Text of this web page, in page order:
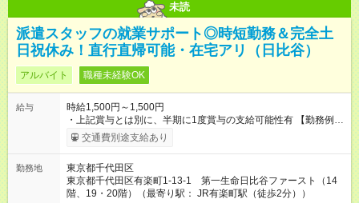
未読
派遣スタッフの就業サポート◎時短勤務＆完全土
日祝休み！直行直帰可能・在宅アリ（日比谷）
アルバイト 職種未経験OK
給与
時給1,500円～1,500円
・上記賞与とは別に、半期に1度賞与の支給可能性有 【勤務例】
・週4日 9:00～17:00（実働7時間） ・週4日 9:30～
17:00（実働6.5時間） ・週4日 9:00～16:00（実働6時間） ・
働5.5時間） ・週5日 9:30～16:00（実働5.5時間） ・扶養枠内
勤務不可 ・兼業可能（規定あり） └同業他社、1日8時間以上・
2社で週40時間以上のご契約不可 └勤務実績がなかったとしても
交通費別途支給あり
勤務地
東京都千代田区
東京都千代田区有楽町1-13-1 第一生命日比谷ファースト（14
階、19・20階）（最寄り駅： JR有楽町駅（徒歩2分））